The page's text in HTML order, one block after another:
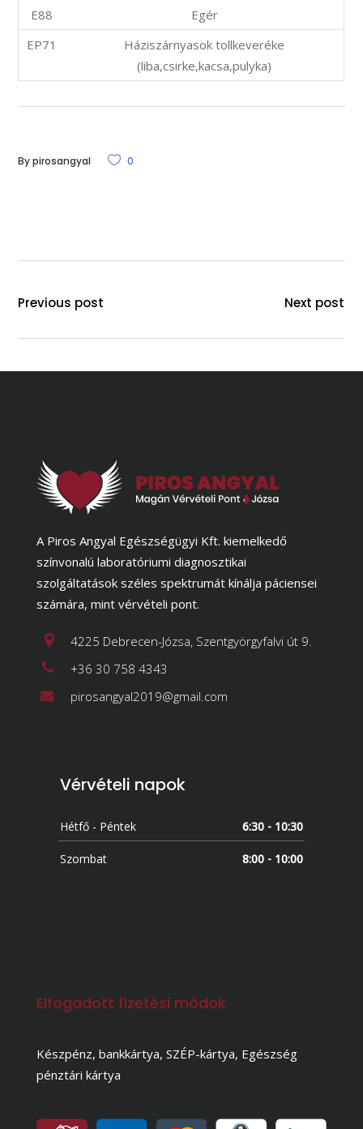
E88
Egér
EP71
Háziszárnyasok tollkeveréke
(liba,csirke,kacsa,pulyka)
Bypirosangyal 0
Previous post Next post
A Piros Angyal Egészségügyi Kft. kiemelkedő
színvonalú laboratóriumi diagnosztikai
szolgáltatások széles spektrumát kínálja páciensei
számára, mint vérvételi pont.
4225 Debrecen-Józsa, Szentgyörgyfalvi út 9.
+36 30 758 4343
pirosangyal2019@gmail.com
Vérvételi napok
Hétfő - Péntek 6:30 - 10:30
Szombat 8:00 - 10:00
Elfogadott fizetési módok
Készpénz, bankkártya, SZÉP-kártya, Egészség
pénztári kártya